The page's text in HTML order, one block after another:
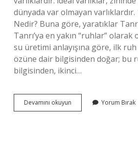
dünyada var olmayan varlıklardır.
Nedir? Buna göre, yaratıklar
Tanrı’ya en yakın “ruhlar” olarak
su üretimi anlayışına göre, ilk ruh
özüne dair bilgisinden doğar; bu
bilgisinden, ikinci…
Devamını okuyun Farabiye
Göre
Yorum Bırak